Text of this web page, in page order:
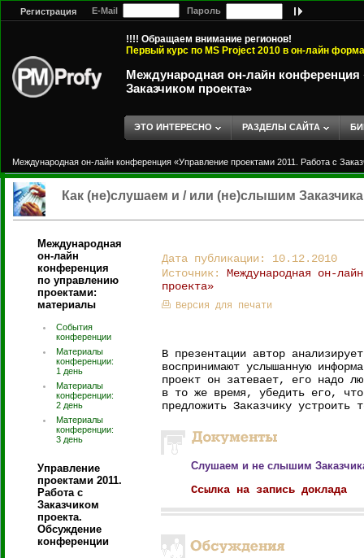
Регистрация E-Mail Пароль
!!!! Обращаем внимание регионов!
Первый курс по MS Project 2010 в он-лайн
Международная он-лайн конференция
Заказчиком проекта»
ЭТО ИНТЕРЕСНО РАЗДЕЛЫ САЙТА
Международная он-лайн конференция «Управление проектами 2011. Работа с
Как (не)слушаем и / или (не)слышим
Международная
он-лайн
конференция
по управлению
проектами:
материалы
События
конференции
Материалы
конференции:
1 день
Материалы
конференции:
2 день
Материалы
конференции:
3 день
Управление
проектами 2011.
Работа с
Заказчиком
проекта.
Обсуждение
конференции
Дата публикации: 10.12.2010
Источник: Международная он-
проекта»
Версия для печати
В презентации автор
воспринимают услышанную
проект он затевает, его надо
в то же время, убедить его,
предложить Заказчику устроить
Слушаем и не слышим
Ссылка на запись доклада